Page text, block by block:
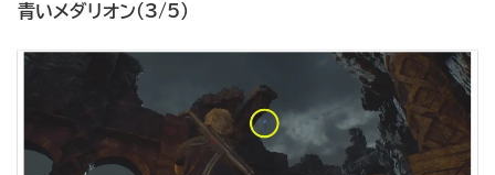
青いメダリオン（3/5）